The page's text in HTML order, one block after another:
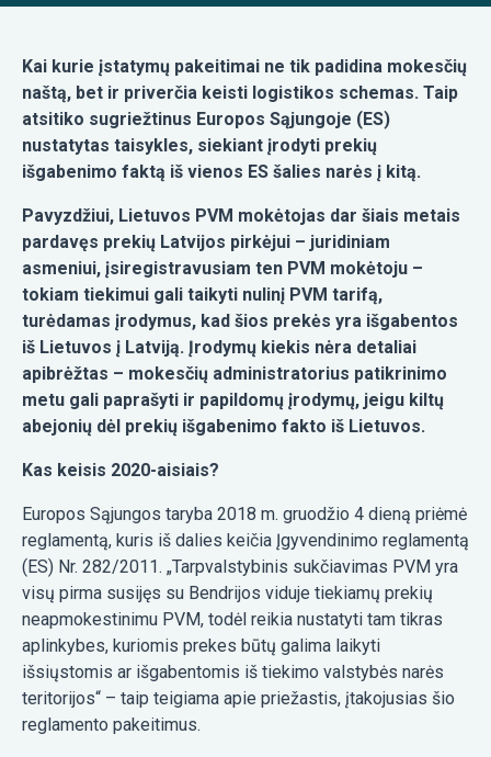
Kai kurie įstatymų pakeitimai ne tik padidina mokesčių
naštą, bet ir priverčia keisti logistikos schemas. Taip
atsitiko sugriežtinus Europos Sąjungoje (ES)
nustatytas taisykles, siekiant įrodyti prekių
išgabenimo faktą iš vienos ES šalies narės į kitą.
Pavyzdžiui, Lietuvos PVM mokėtojas dar šiais metais
pardavęs prekių Latvijos pirkėjui – juridiniam
asmeniui, įsiregistravusiam ten PVM mokėtoju –
tokiam tiekimui gali taikyti nulinį PVM tarifą,
turėdamas įrodymus, kad šios prekės yra išgabentos
iš Lietuvos į Latviją. Įrodymų kiekis nėra detaliai
apibrėžtas – mokesčių administratorius patikrinimo
metu gali paprašyti ir papildomų įrodymų, jeigu kiltų
abejonių dėl prekių išgabenimo fakto iš Lietuvos.
Kas keisis 2020-aisiais?
Europos Sąjungos taryba 2018 m. gruodžio 4 dieną priėmė
reglamentą, kuris iš dalies keičia Įgyvendinimo reglamentą
(ES) Nr. 282/2011. „Tarpvalstybinis sukčiavimas PVM yra
visų pirma susijęs su Bendrijos viduje tiekiamų prekių
neapmokestinimu PVM, todėl reikia nustatyti tam tikras
aplinkybes, kuriomis prekes būtų galima laikyti
išsiųstomis ar išgabentomis iš tiekimo valstybės narės
teritorijos“ – taip teigiama apie priežastis, įtakojusias šio
reglamento pakeitimus.